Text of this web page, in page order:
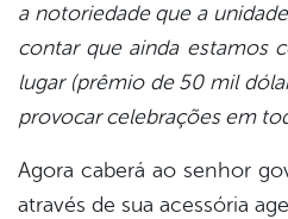
a notoriedade que a
contar que ainda estamos
lugar (prêmio de 50 mil
provocar celebrações em
Agora caberá ao senhor
através de sua acessória